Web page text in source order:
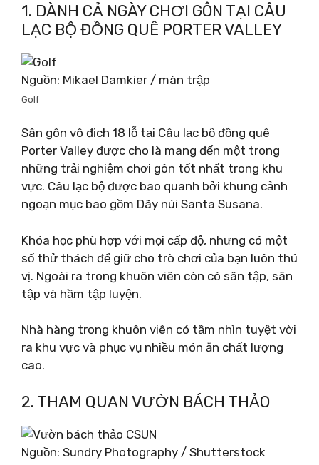
1. DÀNH CẢ NGÀY CHƠI GÔN TẠI CÂU
LẠC BỘ ĐỒNG QUÊ PORTER VALLEY
Nguồn: Mikael Damkier / màn trập
Golf
Sân gôn vô địch 18 lỗ tại Câu lạc bộ đồng quê
Porter Valley được cho là mang đến một trong
những trải nghiệm chơi gôn tốt nhất trong khu
vực. Câu lạc bộ được bao quanh bởi khung cảnh
ngoạn mục bao gồm Dãy núi Santa Susana.
Khóa học phù hợp với mọi cấp độ, nhưng có một
số thử thách để giữ cho trò chơi của bạn luôn thú
vị. Ngoài ra trong khuôn viên còn có sân tập, sân
tập và hầm tập luyện.
Nhà hàng trong khuôn viên có tầm nhìn tuyệt vời
ra khu vực và phục vụ nhiều món ăn chất lượng
cao.
2. THAM QUAN VƯỜN BÁCH THẢO
Nguồn: Sundry Photography / Shutterstock